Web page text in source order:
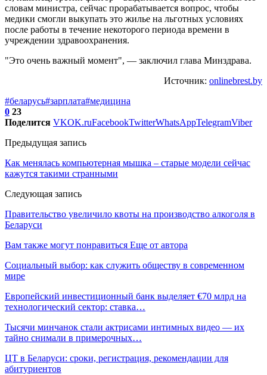
словам министра, сейчас прорабатывается вопрос, чтобы
медики смогли выкупать это жилье на льготных условиях
после работы в течение некоторого периода времени в
учреждении здравоохранения.
"Это очень важный момент", — заключил глава Минздрава.
Источник: onlinebrest.by
#беларусь#зарплата#медицина
0 23
Поделится VKOK.ruFacebookTwitterWhatsAppTelegramViber
Предыдущая запись
Как менялась компьютерная мышка – старые модели сейчас
кажутся такими странными
Следующая запись
Правительство увеличило квоты на производство алкоголя в
Беларуси
Вам также могут понравиться Еще от автора
Социальный выбор: как служить обществу в современном
мире
Европейский инвестиционный банк выделяет €70 млрд на
технологический сектор: ставка…
Тысячи минчанок стали актрисами интимных видео — их
тайно снимали в примерочных…
ЦТ в Беларуси: сроки, регистрация, рекомендации для
абитуриентов